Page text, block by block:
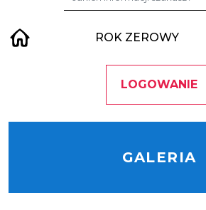
ROK ZEROWY
LOGOWANIE
GALERIA